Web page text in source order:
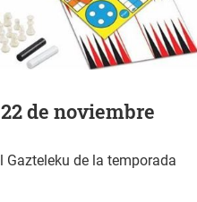
de noviembre
Gazteleku de la temporada